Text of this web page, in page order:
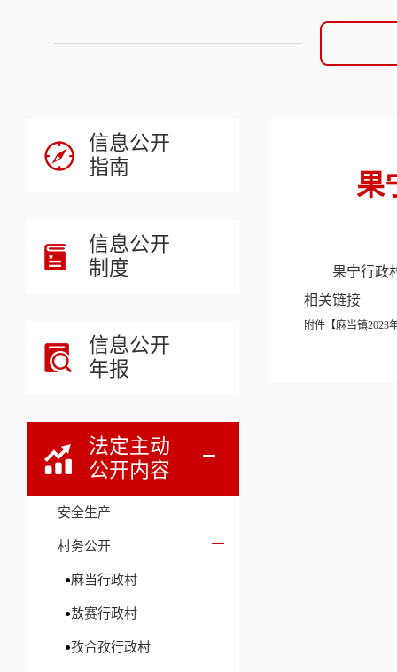
信息公开
指南
信息公开
制度
信息公开
年报
法定主动
公开内容
安全生产
村务公开
麻当行政村
敖赛行政村
孜合孜行政村
果
果宁行政
相关链接
附件【麻当镇2023